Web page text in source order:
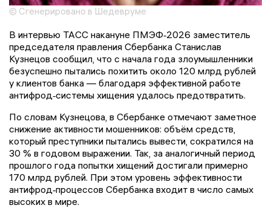
© Сгенерировано в Шедевруме
В интервью ТАСС накануне ПМЭФ‑2026 заместитель
председателя правления Сбербанка Станислав
Кузнецов сообщил, что с начала года злоумышленники
безуспешно пытались похитить около 120 млрд рублей
у клиентов банка — благодаря эффективной работе
антифрод‑системы хищения удалось предотвратить.
По словам Кузнецова, в Сбербанке отмечают заметное
снижение активности мошенников: объём средств,
который преступники пытались вывести, сократился на
30 % в годовом выражении. Так, за аналогичный период
прошлого года попытки хищений достигали примерно
170 млрд рублей. При этом уровень эффективности
антифрод‑процессов Сбербанка входит в число самых
высоких в мире.